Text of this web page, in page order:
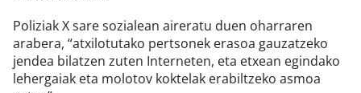
Poliziak X sare sozialean aireratu duen oharraren
arabera, “atxilotutako pertsonek erasoa gauzatzeko
jendea bilatzen zuten Interneten, eta etxean egindako
lehergaiak eta molotov koktelak erabiltzeko asmoa